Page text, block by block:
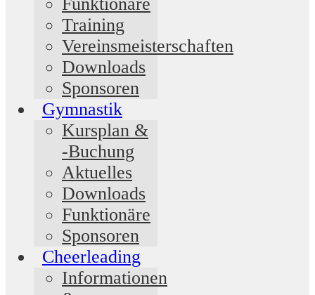
Training
Vereinsmeisterschaften
Downloads
Sponsoren
Gymnastik
Kursplan &
-Buchung
Aktuelles
Downloads
Funktionäre
Sponsoren
Cheerleading
Informationen